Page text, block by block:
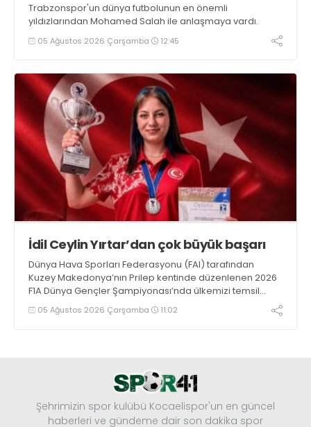
Trabzonspor'un dünya futbolunun en önemli
yıldızlarından Mohamed Salah ile anlaşmaya vardı.
05 Ağustos 2026 Çarşamba 12:45
İdil Ceylin Yırtar’dan çok büyük başarı
Dünya Hava Sporları Federasyonu (FAI) tarafından
Kuzey Makedonya’nın Prilep kentinde düzenlenen 2026
F1A Dünya Gençler Şampiyonası’nda ülkemizi temsil
eden millî sporcumuz İdil Ceylin YIRTAR, büyük bir
başarıya imza atarak Dünya ikincisi oldu.
05 Ağustos 2026 Çarşamba 11:02
Şehrimizin spor kulübü Kocaelispor'un en güncel
haberleri ve gündeme dair son dakika spor